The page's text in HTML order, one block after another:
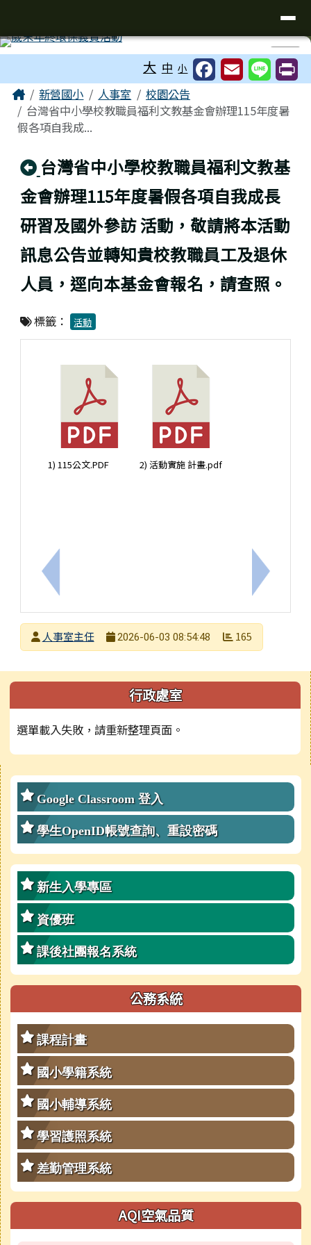
⏸
大 中 小
主內容區域
Home新營國小 人事室
校園公告
台灣省中小學校教職員福利文教基金會辦理115年度暑
假各項自我成...
回上頁
台灣省中小學校教職員福利文教基
金會辦理115年度暑假各項自我成長
研習及國外參訪 活動，敬請將本活動
訊息公告並轉知貴校教職員工及退休
人員，逕向本基金會報名，請查照。
標籤： 活動
上一筆：檢送本府115學年度特約托育機構名單1份
1) 115公文.PDF 2) 活動實施 計畫.pdf
下一筆：
發布者人事室主任
2026-06-03 08:54:48 165
左邊區域內容 行政處室
選單載入失敗，請重新整理頁面。
右邊區域內容
Google Classroom 登入
學生OpenID帳號查詢、重設密碼
新生入學專區
資優班
課後社團報名系統
公務系統
課程計畫
國小學籍系統
國小輔導系統
學習護照系統
差勤管理系統
AQI空氣品質
頁尾區域